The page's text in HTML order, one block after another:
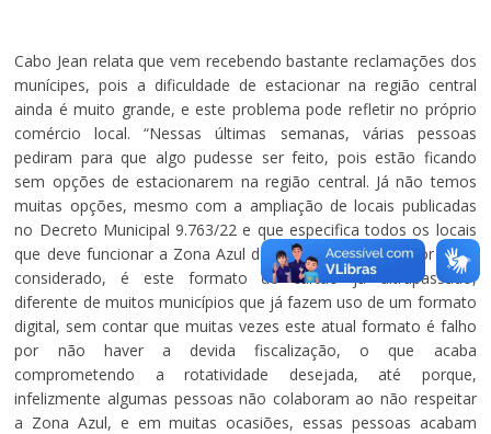
Cabo Jean relata que vem recebendo bastante reclamações dos
munícipes, pois a dificuldade de estacionar na região central
ainda é muito grande, e este problema pode refletir no próprio
comércio local. “Nessas últimas semanas, várias pessoas
pediram para que algo pudesse ser feito, pois estão ficando
sem opções de estacionarem na região central. Já não temos
muitas opções, mesmo com a ampliação de locais publicadas
no Decreto Municipal 9.763/22 e que especifica todos os locais
que deve funcionar a Zona Azul do município. Outro fator a ser
considerado, é este formato de cartão já ultrapassado,
diferente de muitos municípios que já fazem uso de um formato
digital, sem contar que muitas vezes este atual formato é falho
por não haver a devida fiscalização, o que acaba
comprometendo a rotatividade desejada, até porque,
infelizmente algumas pessoas não colaboram ao não respeitar
a Zona Azul, e em muitas ocasiões, essas pessoas acabam